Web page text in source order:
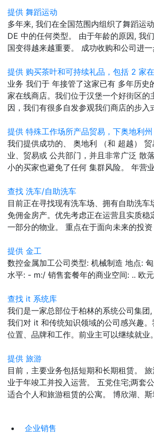
提供 舞蹈运动
多年来, 我们在全国范围内组织了舞蹈运
DE 中的任何类型。 由于年龄的原因, 我
国变得越来越重要。 成功收购和公司进
提供 购买茶叶和可持续礼品，包括 2 家
业务 我们于 年接管了这家已有 多年历
家在线商店。我们位于汉堡一个好街区
因，我们有很多自发参观我们商店的步入
提供 特殊工作场所产品贸易，下奥地利州
我们提供成功的、 奥地利 （和 超越）
业、贸易或 公共部门，并且非常广泛 散
小的买家也避免了任何 集群风险。 年营
查找 洗车/自助洗车
目前正在寻找现有洗车场、拥有自助洗
免佣金房产。优先考虑正在运营且实质
一部分的物业。 重点在于面向未来的投
提供 金工
数控金属加工公司类型: 机械制造 地点:
水平: - m:/ 销售套餐年的商业空间: .. 欧
查找 it 系统库
我们是一家总部位于柏林的系统公司集团
我们对 it 和传统知识领域的公司感兴趣
位置、品牌和工作。前业主可以继续就
提供 旅游
目前，主要业务包括短期和长期租赁。
业于年竣工并投入运营。 五党住宅;两套
适合个人和旅游租赁的公寓。 博欣湖、
企业销售